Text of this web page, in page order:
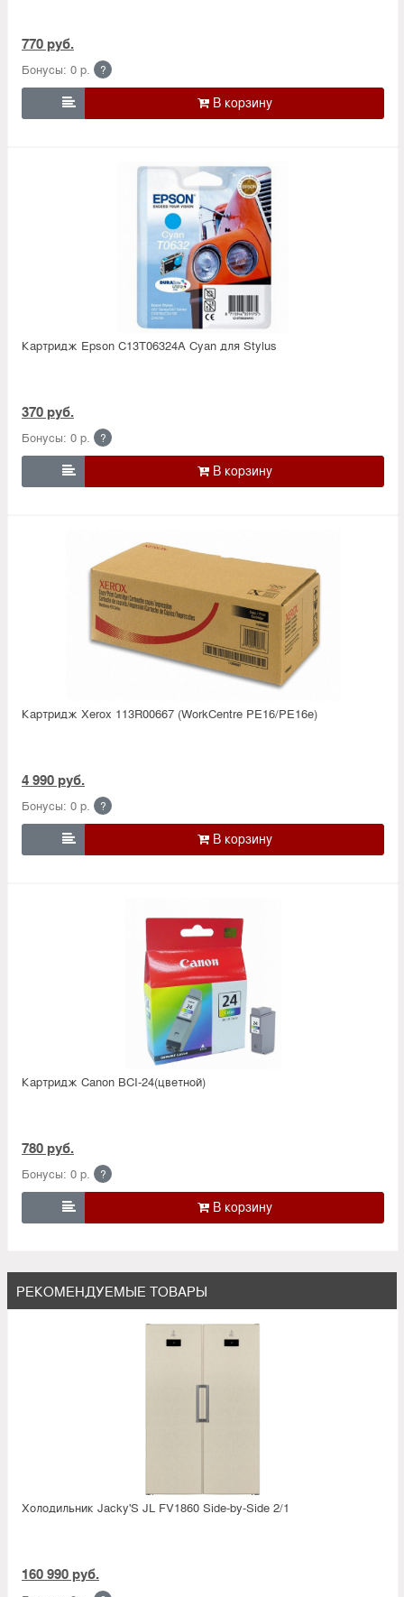
770 руб.
Бонусы: 0 р. ?

Картридж Epson C13T06324A Cyan для Stylus
370 руб.
Бонусы: 0 р. ?

Картридж Xerox 113R00667 (WorkCentre PE16/PE16e)
4 990 руб.
Бонусы: 0 р. ?

Картридж Canon BCI-24(цветной)
780 руб.
Бонусы: 0 р. ?

РЕКОМЕНДУЕМЫЕ ТОВАРЫ
Холодильник Jacky'S JL FV1860 Side-by-Side 2/1
160 990 руб.